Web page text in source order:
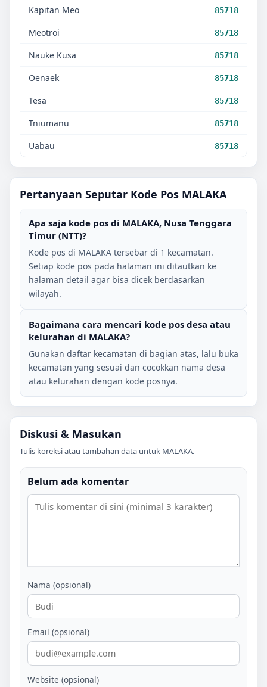
Kapitan Meo 85718
Meotroi 85718
Nauke Kusa 85718
Oenaek 85718
Tesa 85718
Tniumanu 85718
Uabau 85718
Pertanyaan Seputar Kode Pos MALAKA
Apa saja kode pos di MALAKA, Nusa Tenggara
Timur (NTT)?
Kode pos di MALAKA tersebar di 1 kecamatan.
Setiap kode pos pada halaman ini ditautkan ke
halaman detail agar bisa dicek berdasarkan
wilayah.
Bagaimana cara mencari kode pos desa atau
kelurahan di MALAKA?
Gunakan daftar kecamatan di bagian atas, lalu buka
kecamatan yang sesuai dan cocokkan nama desa
atau kelurahan dengan kode posnya.
Diskusi & Masukan
Tulis koreksi atau tambahan data untuk MALAKA.
Belum ada komentar
Nama (opsional)
Email (opsional)
Website (opsional)